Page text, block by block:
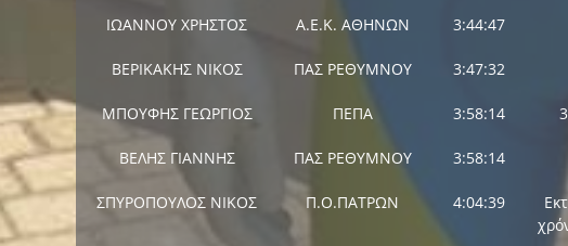
ΙΩΑΝΝΟΥ ΧΡΗΣΤΟΣ Α.Ε.Κ. ΑΘΗΝΩΝ 3:44:47
ΒΕΡΙΚΑΚΗΣ ΝΙΚΟΣ ΠΑΣ ΡΕΘΥΜΝΟΥ 3:47:32
ΜΠΟΥΦΗΣ ΓΕΩΡΓΙΟΣ ΠΕΠΑ 3:58:14 3
ΒΕΛΗΣ ΓΙΑΝΝΗΣ ΠΑΣ ΡΕΘΥΜΝΟΥ 3:58:14
ΣΠΥΡΟΠΟΥΛΟΣ ΝΙΚΟΣ Π.Ο.ΠΑΤΡΩΝ 4:04:39